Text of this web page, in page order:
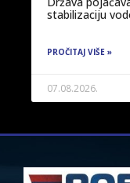
stabilizaciju
PROČITAJ VIŠE »
07.08.2026.